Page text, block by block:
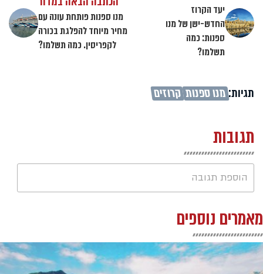
יעד הקרוז
החדש-ישן של מנו
ספנות: כמה
תשלמו?
מנו ספנות פותחת עונה עם
מחיר מיוחד להפלגת בכורה
לקפריסין. כמה תשלמו?
תגיות:מנו ספנות קרוזים
תגובות
הוספת תגובה
מאמרים נוספים